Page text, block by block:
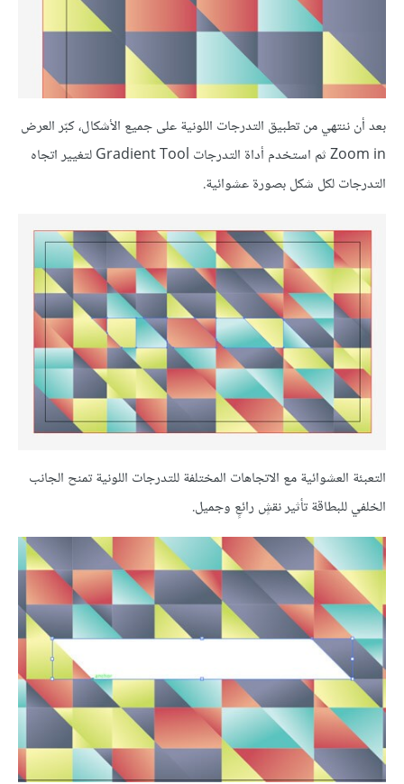
بعد أن ننتهي من تطبيق التدرجات اللونية على جميع الأشكال، كبّر العرض
Zoom in ثم استخدم أداة التدرجات Gradient Tool لتغيير اتجاه
التدرجات لكل شكل بصورة عشوائية.
التعبئة العشوائية مع الاتجاهات المختلفة للتدرجات اللونية تمنح الجانب
الخلفي للبطاقة تأثير نقشٍ رائعٍ وجميل.